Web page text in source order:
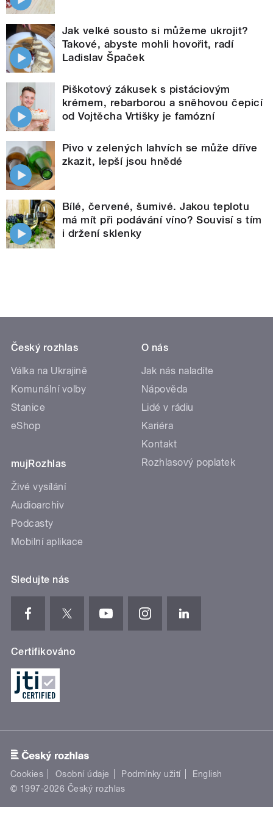
Jak velké sousto si můžeme ukrojit?
Takové, abyste mohli hovořit, radí
Ladislav Špaček
Piškotový zákusek s pistáciovým
krémem, rebarborou a sněhovou čepicí
od Vojtěcha Vrtišky je famózní
Pivo v zelených lahvích se může dříve
zkazit, lepší jsou hnědé
Bílé, červené, šumivé. Jakou teplotu
má mít při podávání víno? Souvisí s tím
i držení sklenky
Český rozhlas
Válka na Ukrajině
Komunální volby
Stanice
eShop
mujRozhlas
Živé vysílání
Audioarchiv
Podcasty
Mobilní aplikace
O nás
Jak nás naladíte
Nápověda
Lidé v rádiu
Kariéra
Kontakt
Rozhlasový poplatek
Sledujte nás
Certifikováno
Cookies Osobní údaje Podmínky užití
English
© 1997-2026 Český rozhlas